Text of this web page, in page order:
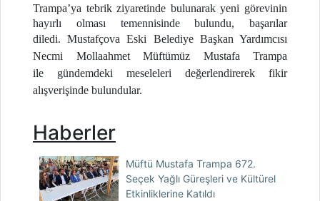
Trampa’ya tebrik ziyaretinde bulunarak yeni görevinin
hayırlı olması temennisinde bulundu, başarılar
diledi.Mustafçova Eski Belediye Başkan Yardımcısı
Necmi MollaahmetMüftümüz Mustafa Trampa
ile gündemdeki meseleleri değerlendirerek fikir
alışverişinde bulundular.
Haberler
Müftü Mustafa Trampa 672.
Seçek Yağlı Güreşleri ve Kültürel
Etkinliklerine Katıldı